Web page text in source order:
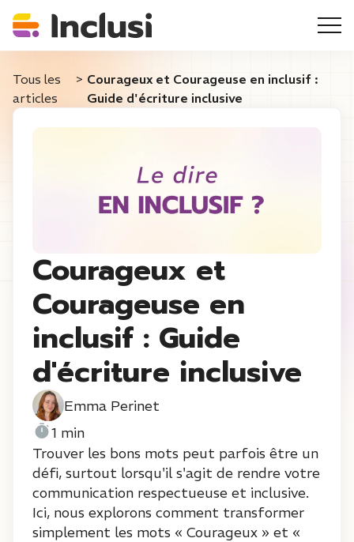
Tous les
articles
> Courageux et Courageuse en inclusif :
Guide d'écriture inclusive
Courageux et
Courageuse en
inclusif : Guide
d'écriture inclusive
Emma Perinet
1 min
Trouver les bons mots peut parfois être un
défi, surtout lorsqu'il s'agit de rendre votre
communication respectueuse et inclusive.
Ici, nous explorons comment transformer
simplement les mots « Courageux » et «